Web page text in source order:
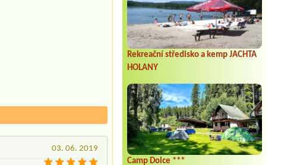
Rekreační středisko a kemp JACHTA
HOLANY
Camp Dolce ***
03. 06. 2019